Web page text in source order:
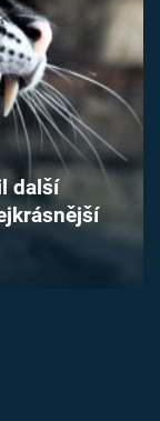
další